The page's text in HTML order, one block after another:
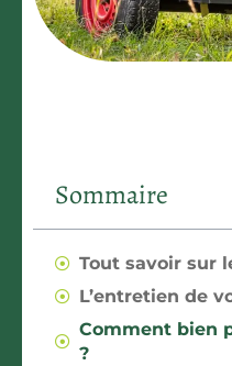
Sommaire
Tout savoir sur
L’entretien de
Comment bien
?